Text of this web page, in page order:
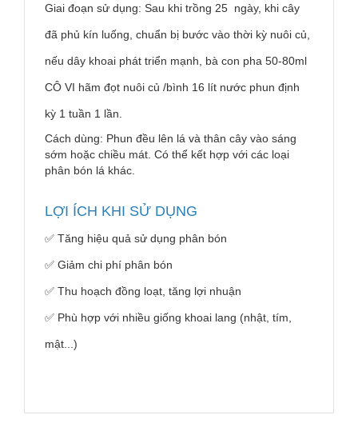
Giai đoạn sử dụng: Sau khi trồng 25 ngày, khi cây
đã phủ kín luống, chuẩn bị bước vào thời kỳ nuôi củ,
nếu dây khoai phát triển mạnh, bà con pha 50-80ml
CÔ VI hãm đọt nuôi củ /bình 16 lít nước phun định
kỳ 1 tuần 1 lần.
Cách dùng: Phun đều lên lá và thân cây vào sáng
sớm hoặc chiều mát. Có thể kết hợp với các loại
phân bón lá khác.
LỢI ÍCH KHI SỬ DỤNG
✅ Tăng hiệu quả sử dụng phân bón
✅ Giảm chi phí phân bón
✅ Thu hoạch đồng loạt, tăng lợi nhuận
✅ Phù hợp với nhiều giống khoai lang (nhật, tím,
mật...)